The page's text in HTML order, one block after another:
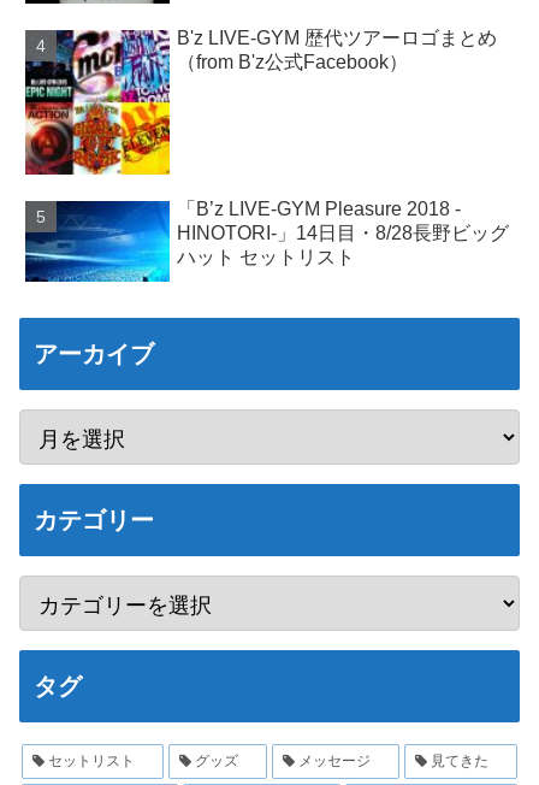
B'z LIVE-GYM 歴代ツアーロゴまとめ
（from B'z公式Facebook）
「B’z LIVE-GYM Pleasure 2018 -
HINOTORI-」14日目・8/28長野ビッグ
ハット セットリスト
アーカイブ
カテゴリー
タグ
セットリスト グッズ メッセージ 見てきた